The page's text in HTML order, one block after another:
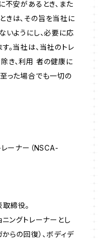
不安があるとき、また
きは、その旨を当社に
いようにし、必要に応
。当社は、当社のトレ
き、利用 者の健康に
った場合でも一切の
ーナー（NSCA-
締役。
ニングトレーナーとし
らの回復）、ボディデ